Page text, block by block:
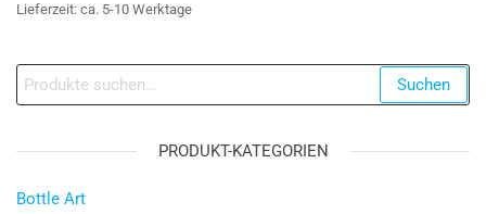
81,49 €
Lieferzeit: ca. 5-10 Werktage
Suche
nach:
Suchen
PRODUKT-KATEGORIEN
Bottle Art